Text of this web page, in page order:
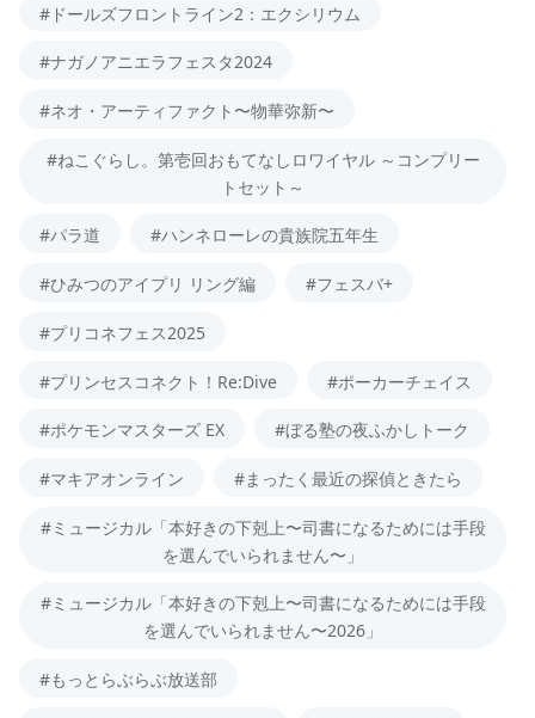
#ドールズフロントライン2：エクシリウム
#ナガノアニエラフェスタ2024
#ネオ・アーティファクト〜物華弥新〜
#ねこぐらし。第壱回おもてなしロワイヤル ～コンプリー
トセット～
#パラ道 #ハンネローレの貴族院五年生
#ひみつのアイプリ リング編 #フェスバ+
#プリコネフェス2025
#プリンセスコネクト！Re:Dive #ポーカーチェイス
#ポケモンマスターズ EX #ぼる塾の夜ふかしトーク
#マキアオンライン #まったく最近の探偵ときたら
#ミュージカル「本好きの下剋上〜司書になるためには手段
を選んでいられません〜」
#ミュージカル「本好きの下剋上〜司書になるためには手段
を選んでいられません〜2026」
#もっとらぶらぶ放送部